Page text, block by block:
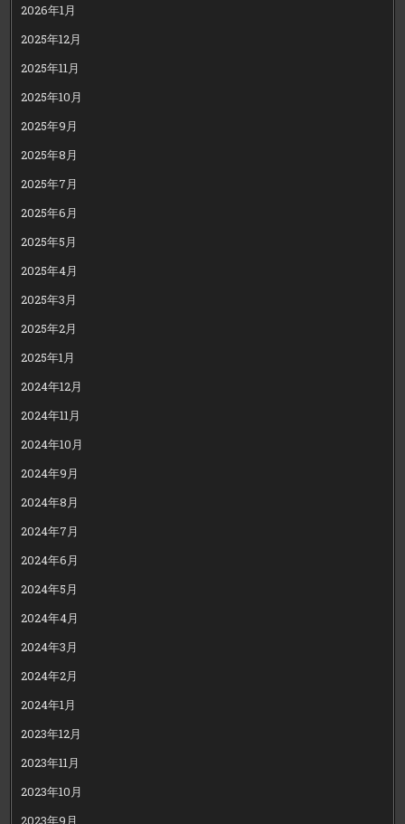
2026年1月
2025年12月
2025年11月
2025年10月
2025年9月
2025年8月
2025年7月
2025年6月
2025年5月
2025年4月
2025年3月
2025年2月
2025年1月
2024年12月
2024年11月
2024年10月
2024年9月
2024年8月
2024年7月
2024年6月
2024年5月
2024年4月
2024年3月
2024年2月
2024年1月
2023年12月
2023年11月
2023年10月
2023年9月